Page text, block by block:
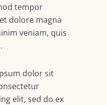
tempor
dolore magna
veniam, quis
dolor sit
elit, sed do ex